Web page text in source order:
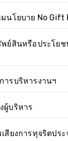
นโยบาย No Gift
พย์สินหรือประโย
ารบริหารงานฯ
ผู้บริหาร
สียงการทุจริตประ